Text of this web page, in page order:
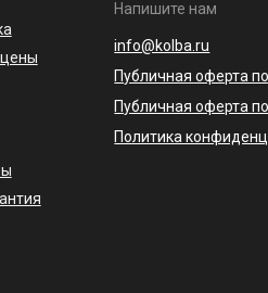
Напишите нам
info@kolba.ru
Публичная оферта
Публичная оферта
Политика